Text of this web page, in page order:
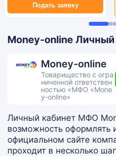
Подать заявку
Money-online Личный
Money-online
Товарищество с огра
ниченной ответствен
ностью «МФО «Mone
y-online»
Личный кабинет МФО
возможность оформлять
официальном сайте
проходит в несколько